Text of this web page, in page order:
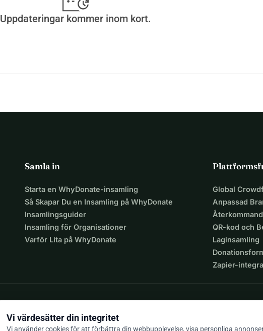
Uppdateringar kommer inom kort.
Samla in
Starta en WhyDonate-insamling
Så Skapar Du en Insamling på WhyDonate
Insamlingsguider
Insamling för Organisationer
Varför Lita på WhyDonate
Global
Anpassad
QR-kod och
Laginsamling
Zapier-
Vi värdesätter din integritet
Vi använder cookies för att förbättra din webbupplevelse, visa personliga